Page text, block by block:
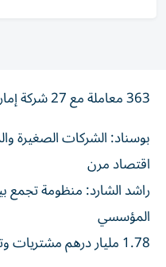
363 معاملة مع 27 شركة إماراتية
بوسناد: الشركات الصغيرة
اقتصاد مرن
راشد الشارد: منظومة تجمع
المؤسسي
1.78 مليار درهم مشتريات وتعاقدات «المورد الإماراتي»